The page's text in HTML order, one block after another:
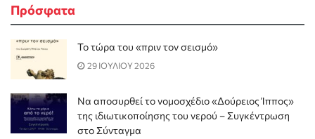
Πρόσφατα
Το τώρα του «πριν τον σεισμό»
29 ΙΟΥΛΙΟΥ 2026
Να αποσυρθεί το νομοσχέδιο «Δούρειος Ίππος»
της ιδιωτικοποίησης του νερού – Συγκέντρωση
στο Σύνταγμα